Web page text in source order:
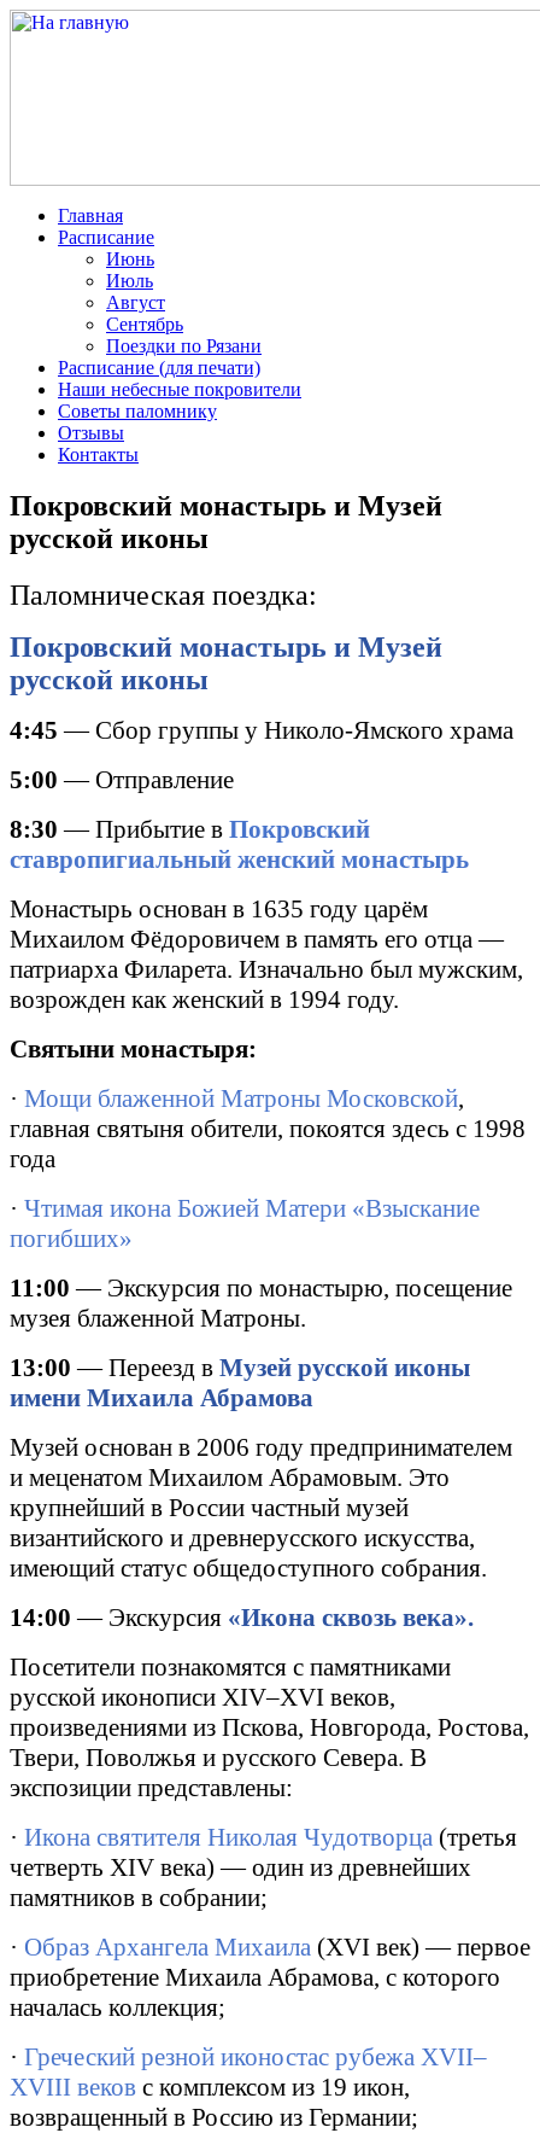
Главная
Расписание
Июнь
Июль
Август
Сентябрь
Поездки по Рязани
Расписание (для печати)
Наши небесные покровители
Советы паломнику
Отзывы
Контакты
Покровский монастырь и Музей
русской иконы
Паломническая поездка:
Покровский монастырь и Музей
русской иконы
4:45 — Сбор группы у Николо-Ямского храма
5:00 — Отправление
8:30 — Прибытие в Покровский
ставропигиальный женский монастырь
Монастырь основан в 1635 году царём
Михаилом Фёдоровичем в память его отца —
патриарха Филарета. Изначально был мужским,
возрожден как женский в 1994 году.
Святыни монастыря:
· Мощи блаженной Матроны Московской,
главная святыня обители, покоятся здесь с 1998
года
· Чтимая икона Божией Матери «Взыскание
погибших»
11:00 — Экскурсия по монастырю, посещение
музея блаженной Матроны.
13:00 — Переезд в Музей русской иконы
имени Михаила Абрамова
Музей основан в 2006 году предпринимателем
и меценатом Михаилом Абрамовым. Это
крупнейший в России частный музей
византийского и древнерусского искусства,
имеющий статус общедоступного собрания.
14:00 — Экскурсия «Икона сквозь века».
Посетители познакомятся с памятниками
русской иконописи XIV–XVI веков,
произведениями из Пскова, Новгорода, Ростова,
Твери, Поволжья и русского Севера. В
экспозиции представлены:
· Икона святителя Николая Чудотворца (третья
четверть XIV века) — один из древнейших
памятников в собрании;
· Образ Архангела Михаила (XVI век) — первое
приобретение Михаила Абрамова, с которого
началась коллекция;
· Греческий резной иконостас рубежа XVII–
XVIII веков с комплексом из 19 икон,
возвращенный в Россию из Германии;